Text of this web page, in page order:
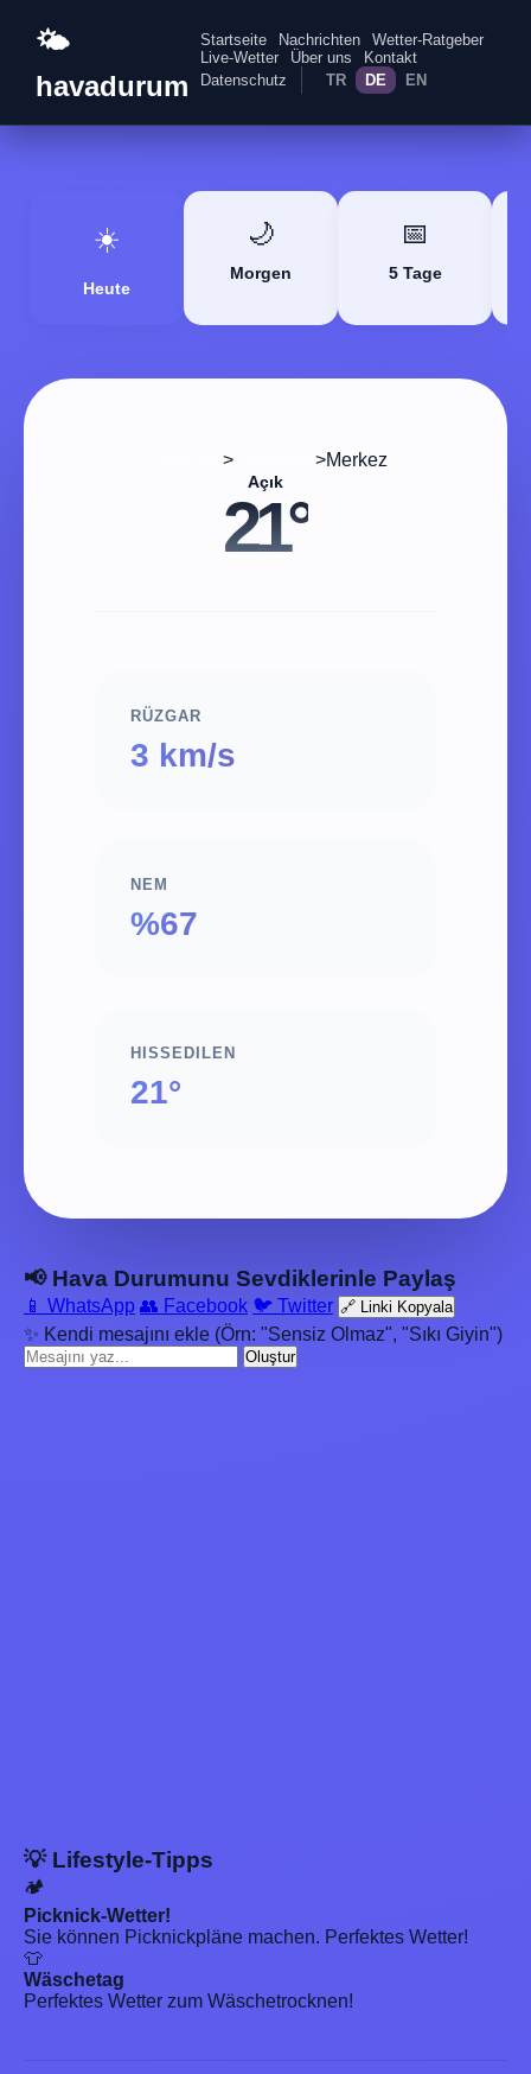
🌤️
havadurum
Startseite Nachrichten
Wetter-Ratgeber
Live-Wetter
Über uns
Kontakt
Datenschutz
TR DE EN
☀️
Heute
🌙
Morgen
📅
5 Tage
> >Merkez
Açık
21°
RÜZGAR
3 km/s
NEM
%67
HISSEDILEN
21°
📢 Hava Durumunu Sevdiklerinle Paylaş
📱 WhatsApp 👥 Facebook 🐦 Twitter 🔗 Linki Kopyala
✨ Kendi mesajını ekle (Örn: "Sensiz Olmaz", "Sıkı Giyin")
Oluştur
💡 Lifestyle-Tipps
🏕️
Picknick-Wetter!
Sie können Picknickpläne machen. Perfektes Wetter!
👕
Wäschetag
Perfektes Wetter zum Wäschetrocknen!